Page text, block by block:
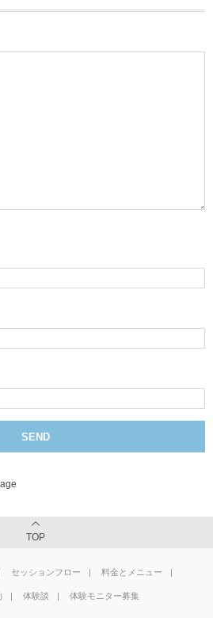
TOP
セッションフロー 料金とメニュー
体験談 体験モニター募集